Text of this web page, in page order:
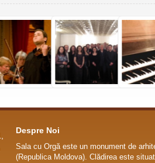
Despre Noi
Sala cu Orgă este un monument de
(Republica Moldova). Clădirea este